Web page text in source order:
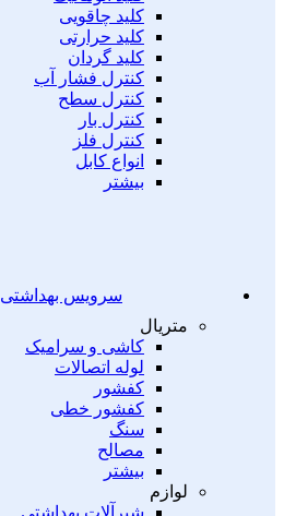
کلید چاقویی
کلید حرارتی
کلید گردان
کنترل فشار آب
کنترل سطح
کنترل بار
کنترل فلز
انواع کابل
بیشتر
سرویس بهداشتی
متریال
کاشی و سرامیک
لوله اتصالات
کفشور
کفشور خطی
سنگ
مصالح
بیشتر
لوازم